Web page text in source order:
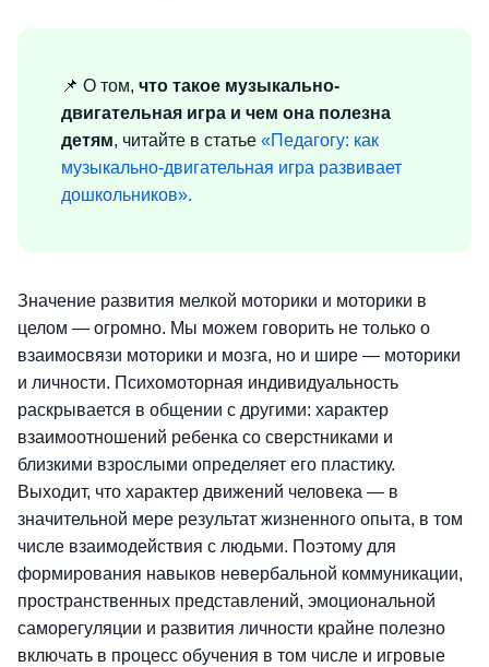
📌 О том, что такое музыкально-
двигательная игра и чем она полезна
детям, читайте в статье «Педагогу: как
музыкально-двигательная игра развивает
дошкольников».
Значение развития мелкой моторики и моторики в
целом — огромно. Мы можем говорить не только о
взаимосвязи моторики и мозга, но и шире — моторики
и личности. Психомоторная индивидуальность
раскрывается в общении с другими: характер
взаимоотношений ребенка со сверстниками и
близкими взрослыми определяет его пластику.
Выходит, что характер движений человека — в
значительной мере результат жизненного опыта, в том
числе взаимодействия с людьми. Поэтому для
формирования навыков невербальной коммуникации,
пространственных представлений, эмоциональной
саморегуляции и развития личности крайне полезно
включать в процесс обучения в том числе и игровые